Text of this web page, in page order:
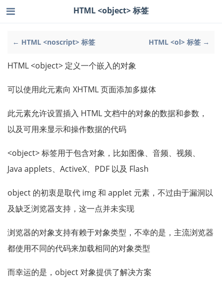
← HTML <noscript> 标签 HTML <ol> 标签 →
HTML <object> 标签
HTML <object> 定义一个嵌入的对象
可以使用此元素向 XHTML 页面添加多媒体
此元素允许设置插入 HTML 文档中的对象的数据和参数，
以及可用来显示和操作数据的代码
<object> 标签用于包含对象，比如图像、音频、视频、
Java applets、ActiveX、PDF 以及 Flash
object 的初衷是取代 img 和 applet 元素，不过由于漏洞以
及缺乏浏览器支持，这一点并未实现
浏览器的对象支持有赖于对象类型，不幸的是，主流浏览器
都使用不同的代码来加载相同的对象类型
而幸运的是，object 对象提供了解决方案